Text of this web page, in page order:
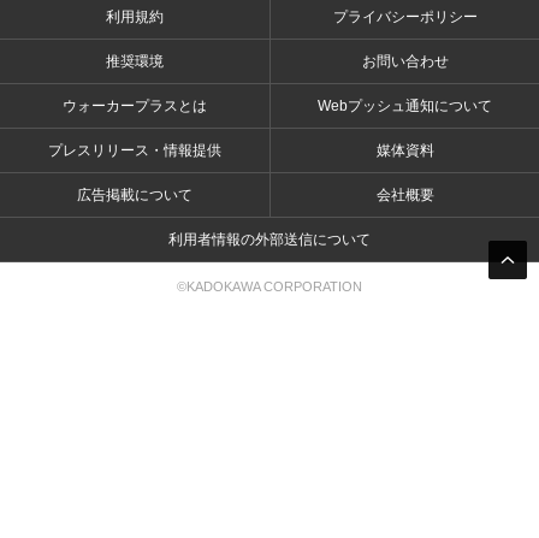
利用規約 プライバシーポリシー
推奨環境 お問い合わせ
ウォーカープラスとは Webプッシュ通知について
プレスリリース・情報提供 媒体資料
広告掲載について 会社概要
利用者情報の外部送信について
©KADOKAWA CORPORATION